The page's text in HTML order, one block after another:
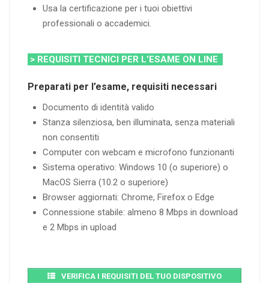
Usa la certificazione per i tuoi obiettivi
professionali o accademici.
> REQUISITI TECNICI PER L’ESAME ON LINE
Preparati per l’esame, requisiti necessari
Documento di identità valido
Stanza silenziosa, ben illuminata, senza materiali
non consentiti
Computer con webcam e microfono funzionanti
Sistema operativo: Windows 10 (o superiore) o
MacOS Sierra (10.2 o superiore)
Browser aggiornati: Chrome, Firefox o Edge
Connessione stabile: almeno 8 Mbps in download
e 2 Mbps in upload
VERIFICA I REQUISITI DEL TUO DISPOSITIVO